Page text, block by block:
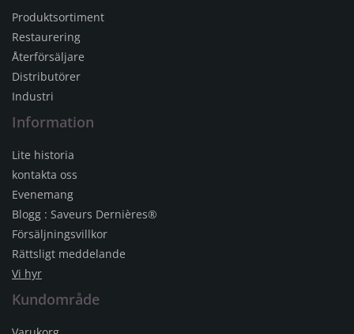
Produktsortiment
Restaurering
Återförsäljare
Distributörer
Industri
Information
Lite historia
kontakta oss
Evenemang
Blogg : Saveurs Dernières®
Försäljningsvillkor
Rättsligt meddelande
Vi hyr
Kundområde